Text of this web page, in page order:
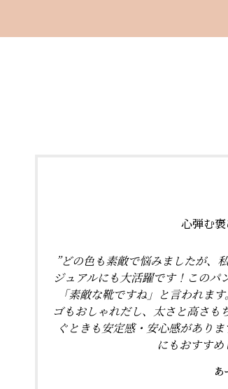
心弾む
”どの色も素敵で悩みましたが、
ジュアルにも大活躍です！この
「素敵な靴ですね」と言われま
ゴもおしゃれだし、太さと高さも
ぐときも安定感・安心感があり
にもおすす
あ